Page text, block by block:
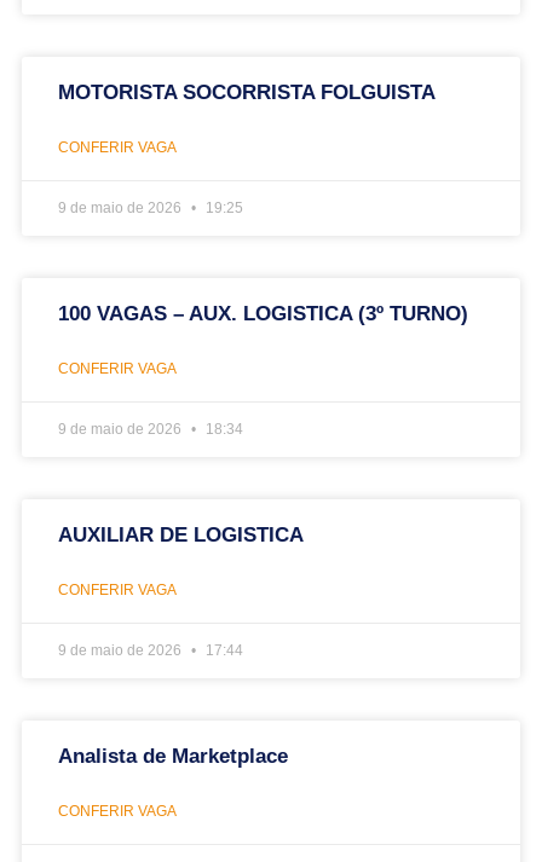
MOTORISTA SOCORRISTA FOLGUISTA
CONFERIR VAGA
9 de maio de 2026 19:25
100 VAGAS – AUX. LOGISTICA (3º TURNO)
CONFERIR VAGA
9 de maio de 2026 18:34
AUXILIAR DE LOGISTICA
CONFERIR VAGA
9 de maio de 2026 17:44
Analista de Marketplace
CONFERIR VAGA